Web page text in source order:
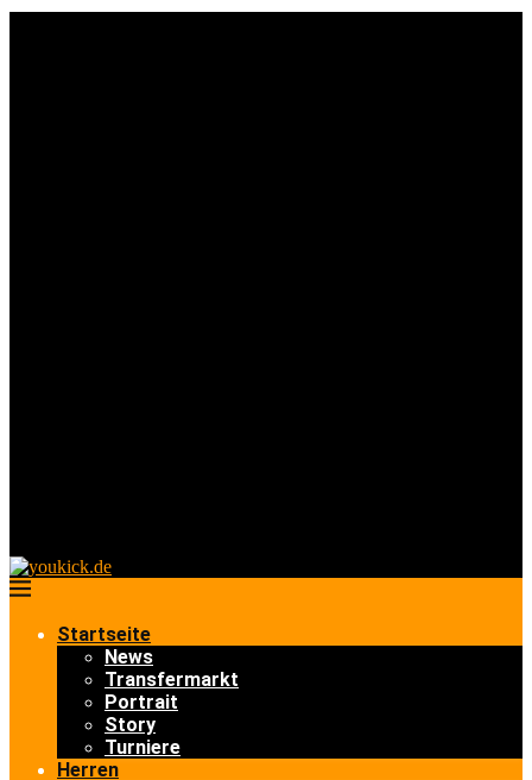
Startseite
News
Transfermarkt
Portrait
Story
Turniere
Herren